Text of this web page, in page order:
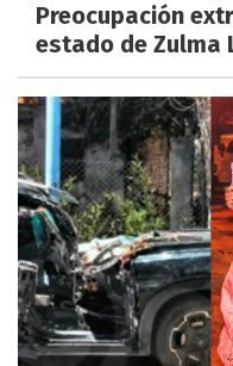
Preocupación
estado de Zulma